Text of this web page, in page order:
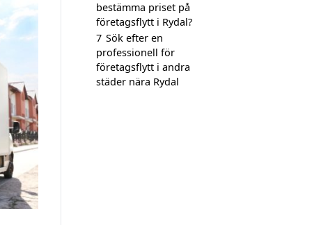
bestämma priset på
företagsflytt i Rydal?
7 Sök efter en
professionell för
företagsflytt i andra
städer nära Rydal